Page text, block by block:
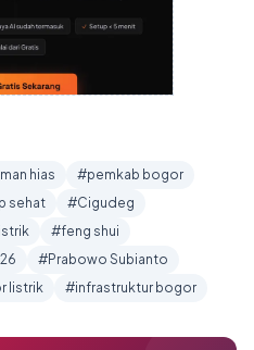
hias
#pemkab bogor
sehat
#Cigudeg
#feng shui
#Prabowo Subianto
listrik #infrastruktur bogor